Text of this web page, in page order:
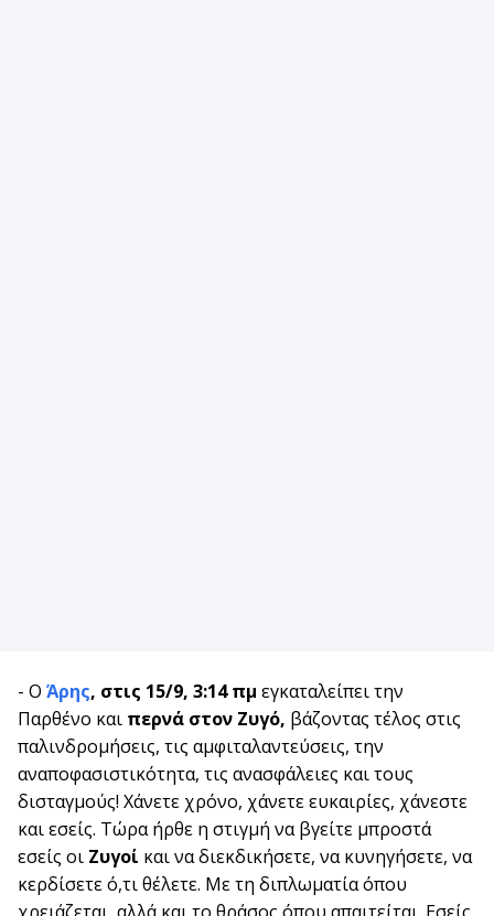
- Ο Άρης, στις 15/9, 3:14 πμ εγκαταλείπει την
Παρθένο και περνά στον Ζυγό, βάζοντας τέλος στις
παλινδρομήσεις, τις αμφιταλαντεύσεις, την
αναποφασιστικότητα, τις ανασφάλειες και τους
δισταγμούς! Χάνετε χρόνο, χάνετε ευκαιρίες, χάνεστε
και εσείς. Τώρα ήρθε η στιγμή να βγείτε μπροστά
εσείς οι Ζυγοί και να διεκδικήσετε, να κυνηγήσετε, να
κερδίσετε ό,τι θέλετε. Με τη διπλωματία όπου